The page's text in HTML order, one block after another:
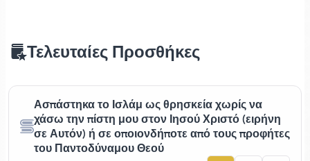
Τελευταίες Προσθήκες
Ασπάστηκα το Ισλάμ ως θρησκεία χωρίς να
χάσω την πίστη μου στον Ιησού Χριστό (ειρήνη
σε Αυτόν) ή σε οποιονδήποτε από τους προφήτες
του Παντοδύναμου Θεού